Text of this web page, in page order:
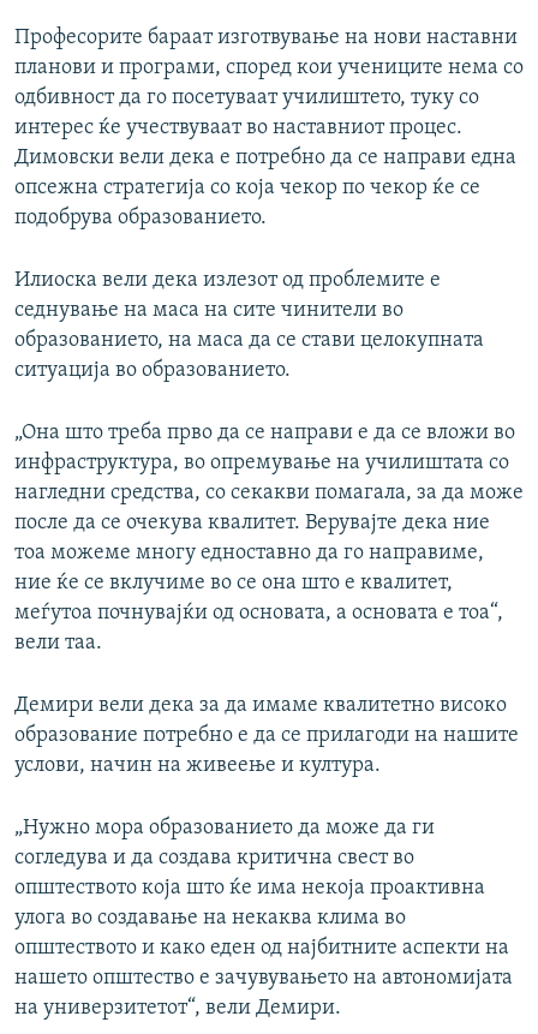
Професорите бараат изготвување на нови наставни
планови и програми, според кои учениците нема со
одбивност да го посетуваат училиштето, туку со
интерес ќе учествуваат во наставниот процес.
Димовски вели дека е потребно да се направи една
опсежна стратегија со која чекор по чекор ќе се
подобрува образованието.
Илиоска вели дека излезот од проблемите е
седнување на маса на сите чинители во
образованието, на маса да се стави целокупната
ситуација во образованието.
„Она што треба прво да се направи е да се вложи во
инфраструктура, во опремување на училиштата со
нагледни средства, со секакви помагала, за да може
после да се очекува квалитет. Верувајте дека ние
тоа можеме многу едноставно да го направиме,
ние ќе се вклучиме во се она што е квалитет,
меѓутоа почнувајќи од основата, а основата е тоа“,
вели таа.
Демири вели дека за да имаме квалитетно високо
образование потребно е да се прилагоди на нашите
услови, начин на живеење и култура.
„Нужно мора образованието да може да ги
согледува и да создава критична свест во
општеството која што ќе има некоја проактивна
улога во создавање на некаква клима во
општеството и како еден од најбитните аспекти на
нашето општество е зачувувањето на автономијата
на универзитетот“, вели Демири.